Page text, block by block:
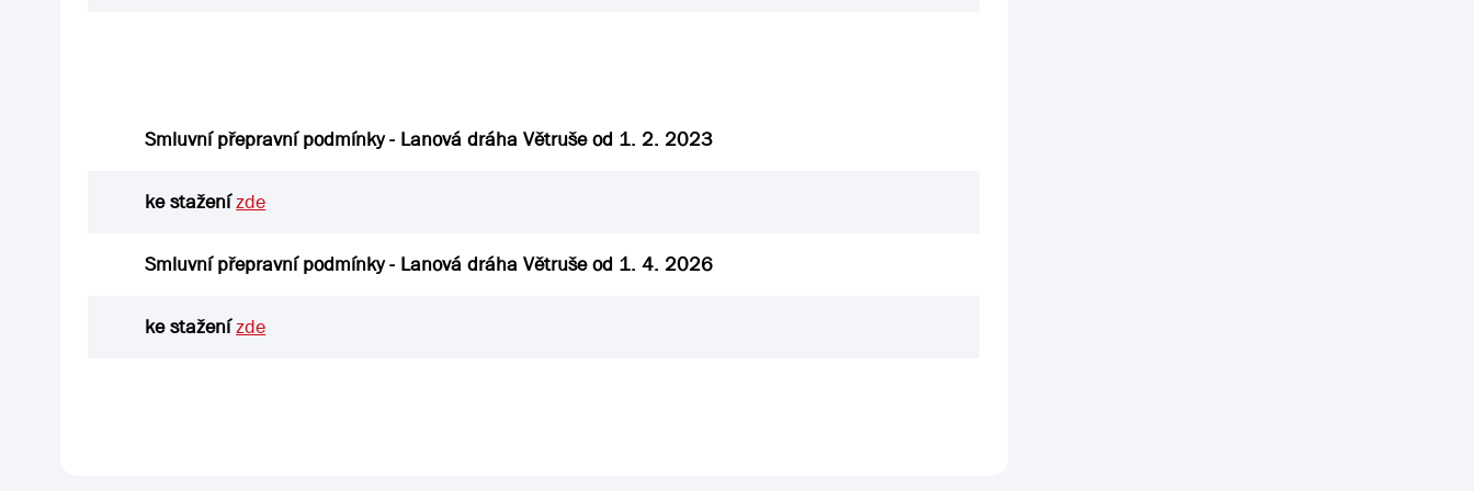
Smluvní přepravní podmínky - Lanová dráha Větruše od 1. 2. 2023
ke staženízde
Smluvní přepravní podmínky - Lanová dráha Větruše od 1. 4. 2026
ke staženízde